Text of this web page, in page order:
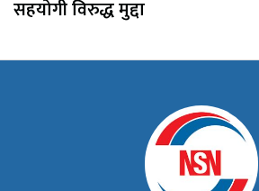
सहयोगी विरुद्ध मुद्दा